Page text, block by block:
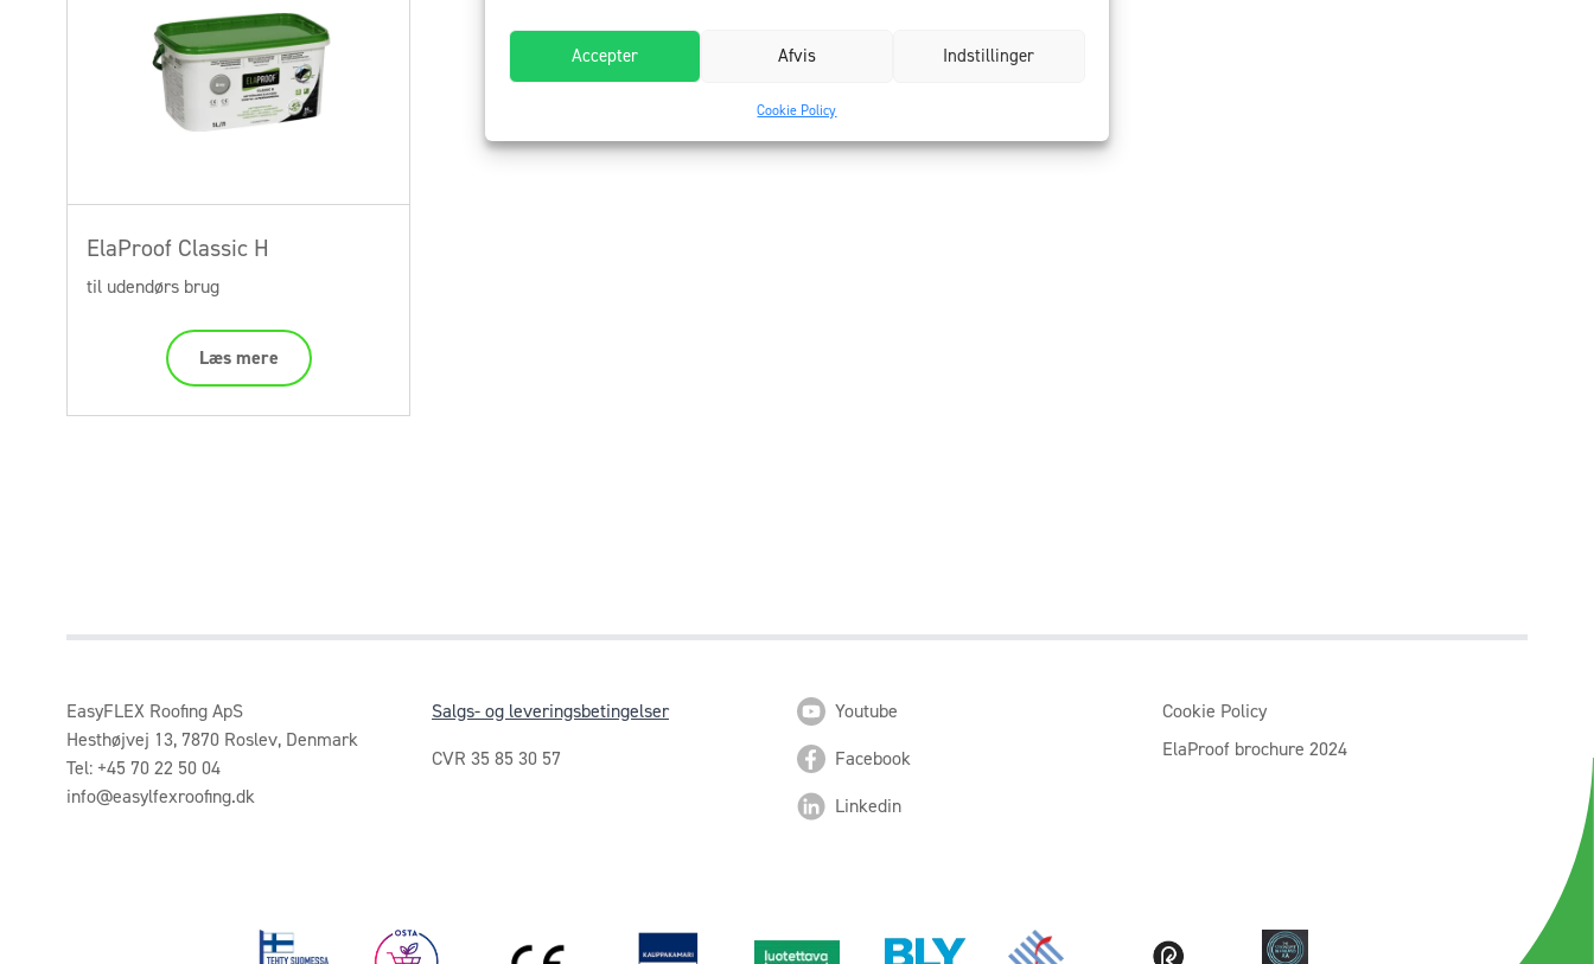
Accepter Afvis Indstillinger
Cookie Policy
ElaProof Classic H
til udendørs brug
Læs mere
EasyFLEX Roofing ApS
Hesthøjvej 13, 7870 Roslev, Denmark
Tel: +45 70 22 50 04
info@easylfexroofing.dk
Salgs- og leveringsbetingelser
CVR 35 85 30 57
Youtube
Facebook
Linkedin
Cookie Policy
ElaProof brochure 2024